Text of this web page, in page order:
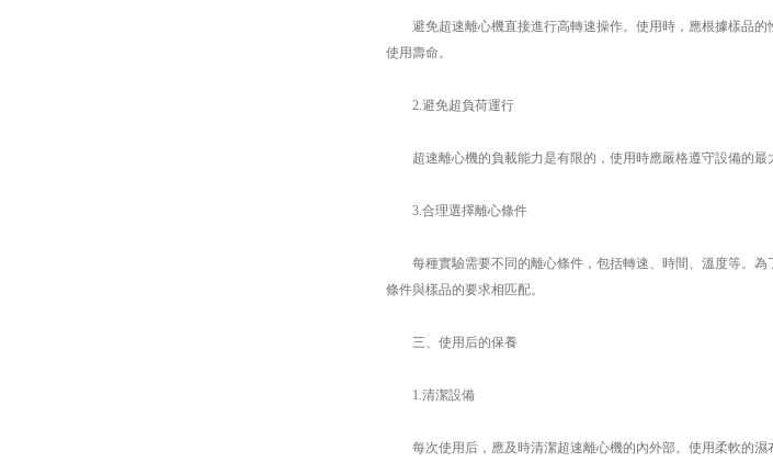
避免超速離心機直接進行高轉速操作。使用時，應根據樣品的
使用壽命。
2.避免超負荷運行
超速離心機的負載能力是有限的，使用時應嚴格遵守設備的最
3.合理選擇離心條件
每種實驗需要不同的離心條件，包括轉速、時間、溫度等。為
條件與樣品的要求相匹配。
三、使用后的保養
1.清潔設備
每次使用后，應及時清潔超速離心機的內外部。使用柔軟的濕